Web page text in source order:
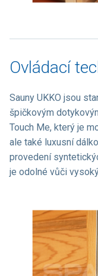
Ovládací
Sauny UKKO jsou
špičkovým
Touch Me, který je
ale také luxusní
provedení
je odolné vůči